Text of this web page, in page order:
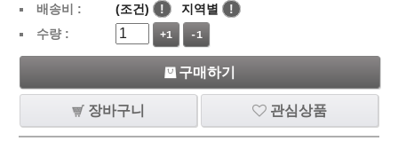
배송비 :
(조건) ! 지역별
!
수량 :
+1 -1
구매하기
장바구니 관심상품